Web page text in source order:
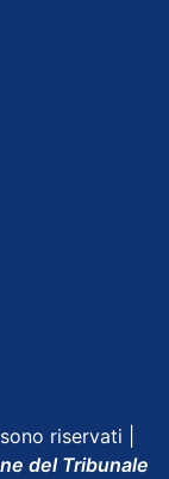
riservati |
del Tribunale